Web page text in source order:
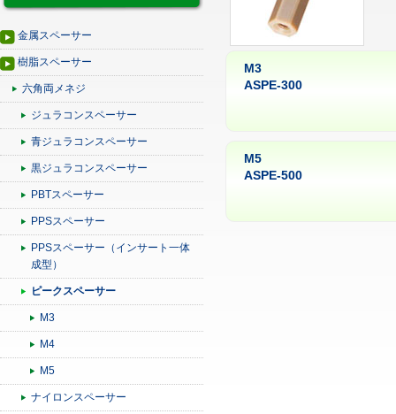
金属スペーサー
樹脂スペーサー
六角両メネジ
ジュラコンスペーサー
青ジュラコンスペーサー
黒ジュラコンスペーサー
PBTスペーサー
PPSスペーサー
PPSスペーサー（インサート一体
成型）
ピークスペーサー
M3
M4
M5
ナイロンスペーサー
M3
ASPE-300
M5
ASPE-500